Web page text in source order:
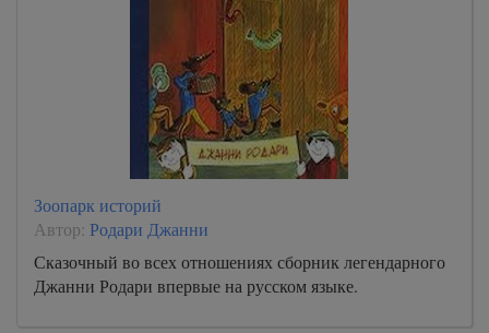
Зоопарк историй
Автор: Родари Джанни
Сказочный во всех отношениях сборник легендарного
Джанни Родари впервые на русском языке.